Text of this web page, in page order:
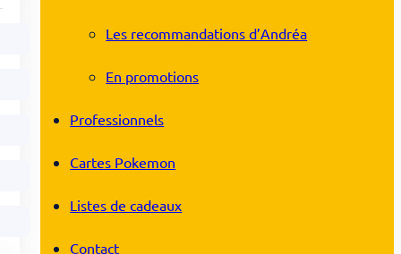
Les recommandations d’Andréa
En promotions
Professionnels
Cartes Pokemon
Listes de cadeaux
Contact